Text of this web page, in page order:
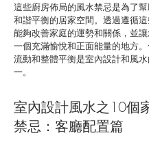
這些廚房佈局的風水禁忌是為了
和諧平衡的居家空間。透過遵循
能夠改善家庭的運勢和關係，並
一個充滿愉悅和正面能量的地方
流動和整體平衡是室內設計和風
一。
室內設計風水之10個
禁忌：客廳配置篇